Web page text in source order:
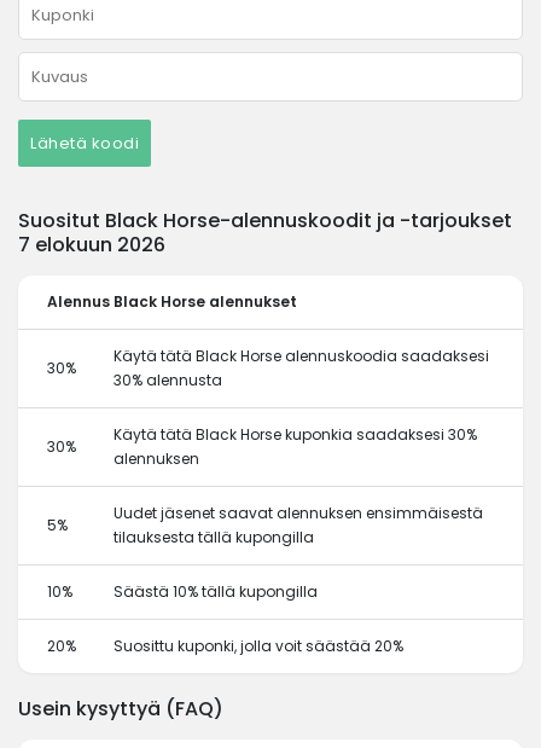
Lähetä koodi
Suositut Black Horse-alennuskoodit ja -tarjoukset
7 elokuun 2026
Alennus Black Horse alennukset
30%
Käytä tätä Black Horse alennuskoodia saadaksesi
30% alennusta
30%
Käytä tätä Black Horse kuponkia saadaksesi 30%
alennuksen
5%
Uudet jäsenet saavat alennuksen ensimmäisestä
tilauksesta tällä kupongilla
10% Säästä 10% tällä kupongilla
20% Suosittu kuponki, jolla voit säästää 20%
Usein kysyttyä (FAQ)